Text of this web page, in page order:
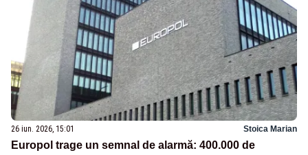
26 iun. 2026, 15:01 Stoica Marian
Europol trage un semnal de alarmă: 400.000 de